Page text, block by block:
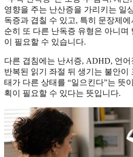
영향을 주는 난산증을 가리키는 일
독증과 겹칠 수 있고, 특히 문장제
순히 또 다른 난독증 유형은 아니며
이 필요할 수 있습니다.
다른 겹침에는 난서증, ADHD, 언
반복된 읽기 좌절 뒤 생기는 불안이
태가 다른 상태를 “일으킨다”는 뜻
획이 필요할 수 있다는 뜻입니다.